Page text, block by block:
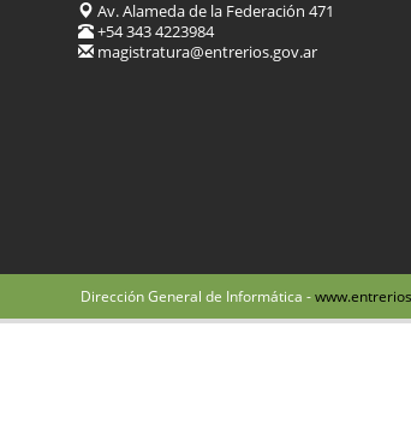
Av. Alameda de la Federación 471
+54 343 4223984
magistratura@entrerios.gov.ar
Dirección General de Informática -